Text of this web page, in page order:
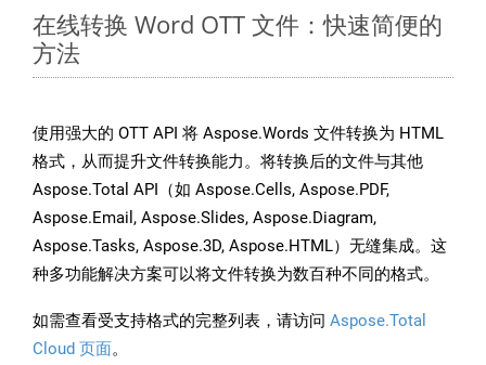
在线转换 Word OTT 文件：快速简便的
方法
使用强大的 OTT API 将 Aspose.Words 文件转换为 HTML
格式，从而提升文件转换能力。将转换后的文件与其他
Aspose.Total API（如 Aspose.Cells, Aspose.PDF,
Aspose.Email, Aspose.Slides, Aspose.Diagram,
Aspose.Tasks, Aspose.3D, Aspose.HTML）无缝集成。这
种多功能解决方案可以将文件转换为数百种不同的格式。
如需查看受支持格式的完整列表，请访问 Aspose.Total
Cloud 页面。